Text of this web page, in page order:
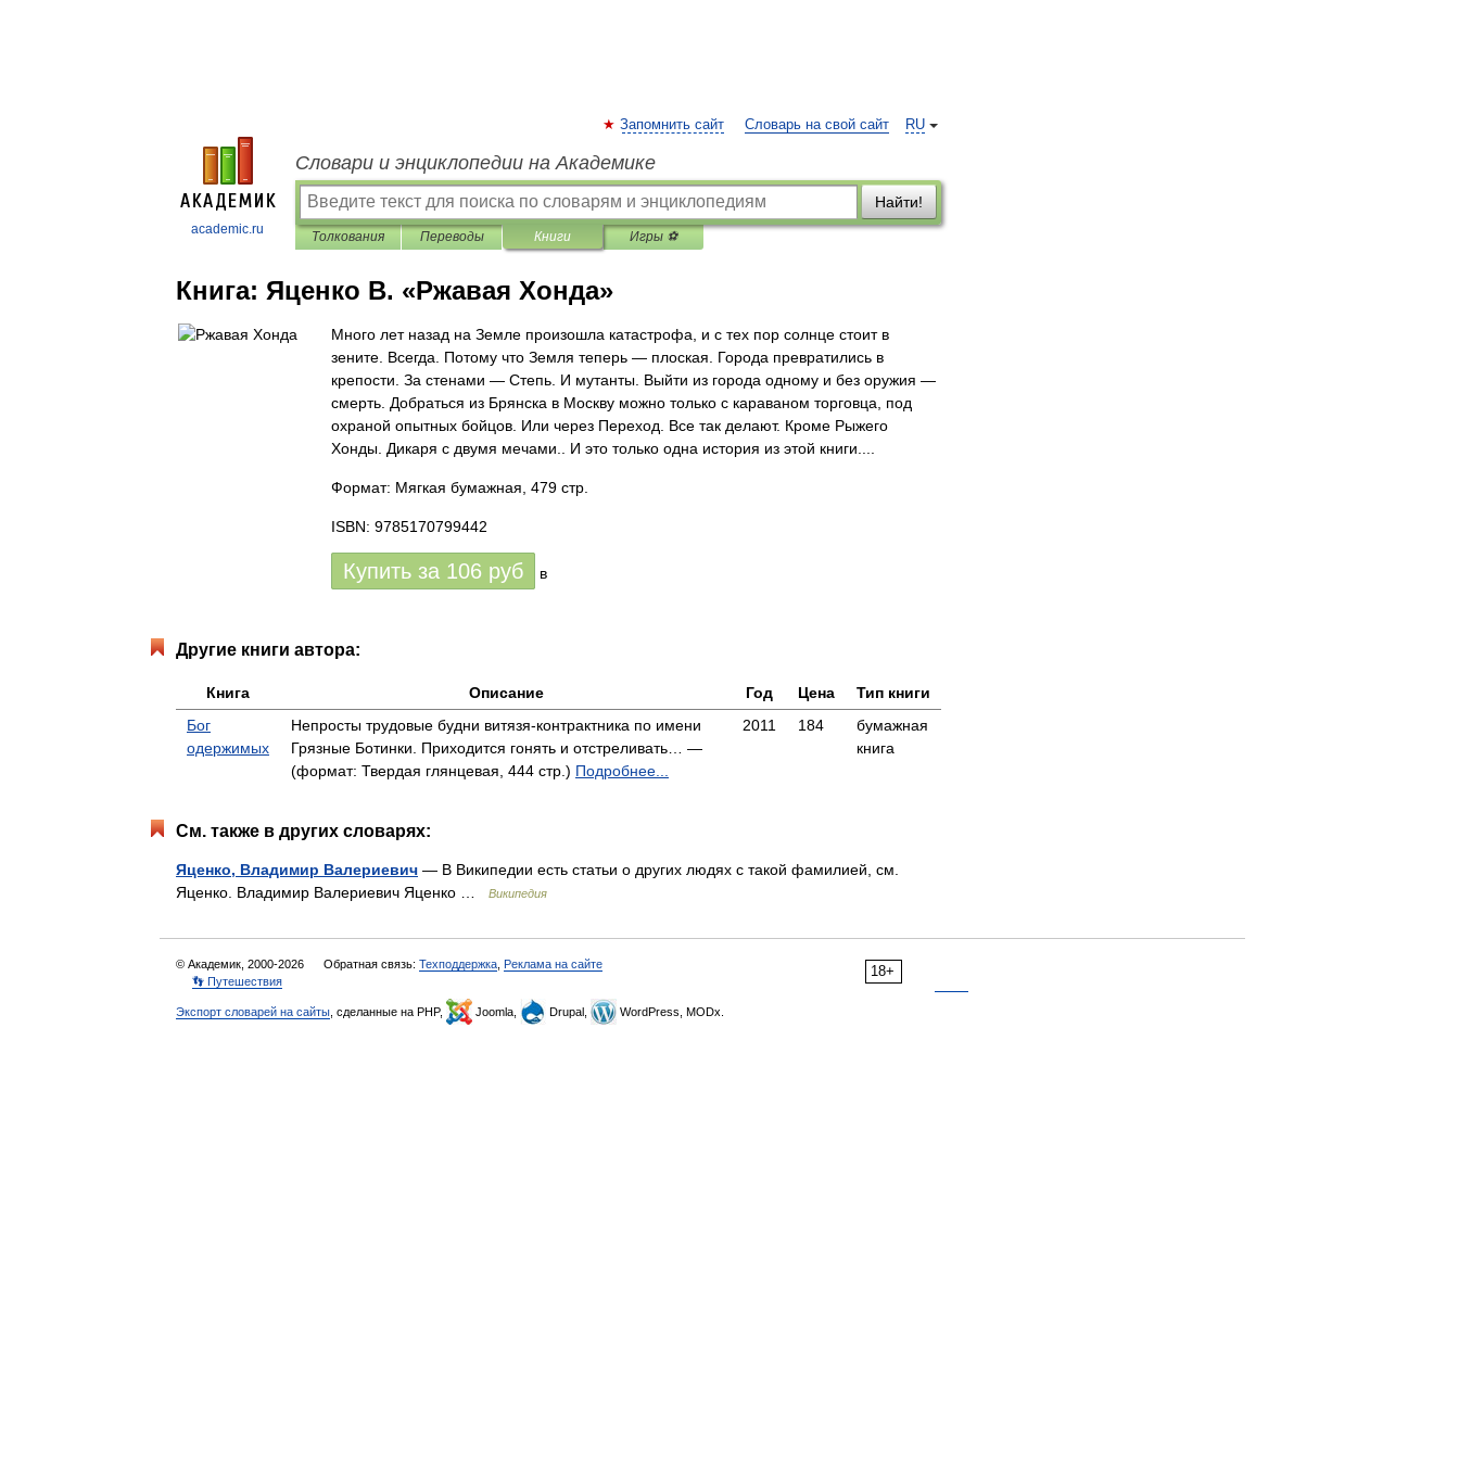
academic.ru
RU
Запомнить сайт Словарь на свой сайт
Словари и энциклопедии на Академике
Найти!
Толкования Переводы Книги Игры ⚽
Книга: Яценко В. «Ржавая Хонда»
Много лет назад на Земле произошла катастрофа, и с тех пор солнце стоит в
зените. Всегда. Потому что Земля теперь — плоская. Города превратились в
крепости. За стенами — Степь. И мутанты. Выйти из города одному и без оружия —
смерть. Добраться из Брянска в Москву можно только с караваном торговца, под
охраной опытных бойцов. Или через Переход. Все так делают. Кроме Рыжего
Хонды. Дикаря с двумя мечами.. И это только одна история из этой книги....
Формат: Мягкая бумажная, 479 стр.
ISBN: 9785170799442
Купить за 106 руб в
Другие книги автора:
Книга Описание Год Цена
Тип книги
Бог
одержимых
Непросты трудовые будни витязя-контрактника по имени
Грязные Ботинки. Приходится гонять и отстреливать… —
(формат: Твердая глянцевая, 444 стр.) Подробнее...
2011 184
бумажная
книга
См. также в других словарях:
Яценко, Владимир Валериевич — В Википедии есть статьи о других людях с такой фамилией, см.
Яценко. Владимир Валериевич Яценко …
Википедия
18+
© Академик, 2000-2026 Обратная связь: Техподдержка Реклама на сайте
👣 Путешествия
Экспорт словарей на сайты , сделанные на PHP, Joomla, Drupal, WordPress, MODx.